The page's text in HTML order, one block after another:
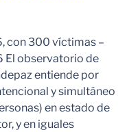
con 300 víctimas –
El observatorio de
entiende por
y simultáneo
en estado de
y en iguales